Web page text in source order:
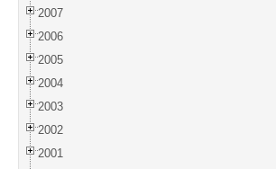
2007
2006
2005
2004
2003
2002
2001